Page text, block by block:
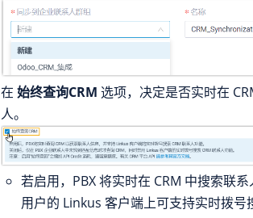
在 始终查询CRM 选项，决定是否实时在
人。
若启用，PBX 将实时在 CRM 中搜索联
用户的 Linkus 客户端上可支持实时拨号